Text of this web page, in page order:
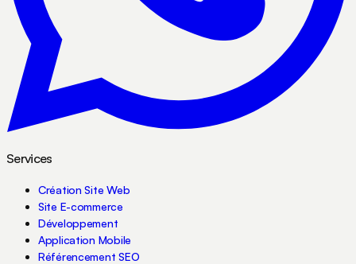
Services
Création Site Web
Site E-commerce
Développement
Application Mobile
Référencement SEO